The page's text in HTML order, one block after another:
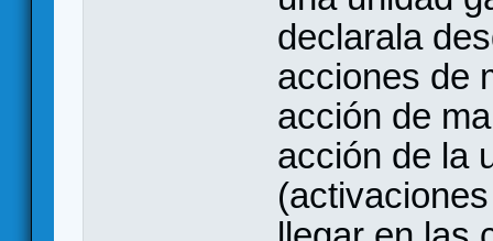
declarala
acciones de
acción de
acción de la